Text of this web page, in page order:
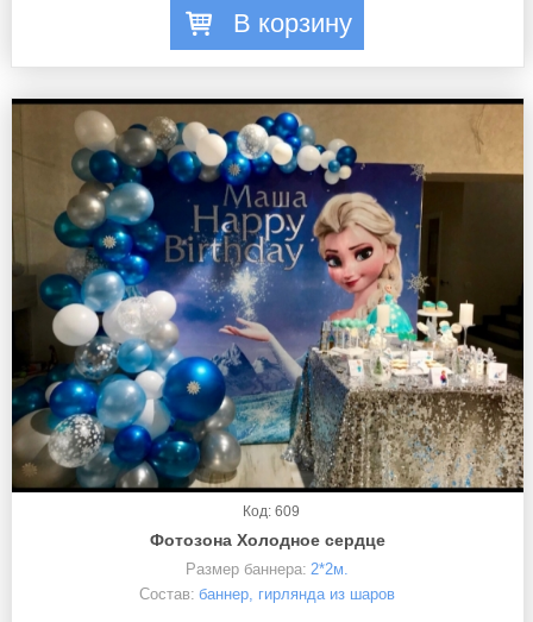
В корзину
Код: 609
Фотозона Холодное сердце
Размер баннера: 2*2м.
Состав: баннер, гирлянда из шаров